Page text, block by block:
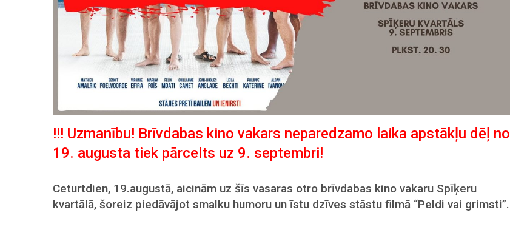
!!! Uzmanību! Brīvdabas kino vakars neparedzamo laika apstākļu dēļ no
19. augusta tiek pārcelts uz 9. septembri!
Ceturtdien, 19.augustā, aicinām uz šīs vasaras otro brīvdabas kino vakaru Spīķeru
kvartālā, šoreiz piedāvājot smalku humoru un īstu dzīves stāstu filmā “Peldi vai grimsti”.